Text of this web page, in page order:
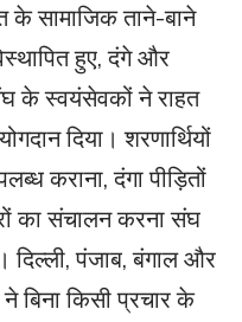
सामाजिक ताने-बाने
हुए, दंगे और
के स्वयंसेवकों ने राहत
दिया। शरणार्थियों
कराना, दंगा पीड़ितों
का संचालन करना संघ
दिल्ली, पंजाब, बंगाल और
बिना किसी प्रचार के